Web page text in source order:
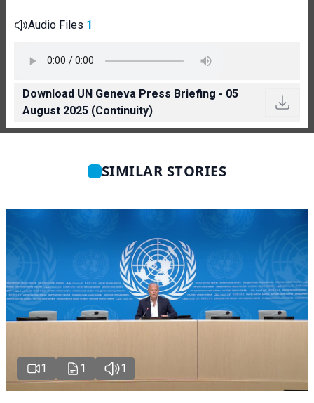
Audio Files 1
Download UN Geneva Press Briefing - 05
August 2025 (Continuity)
SIMILAR STORIES
1 1 1